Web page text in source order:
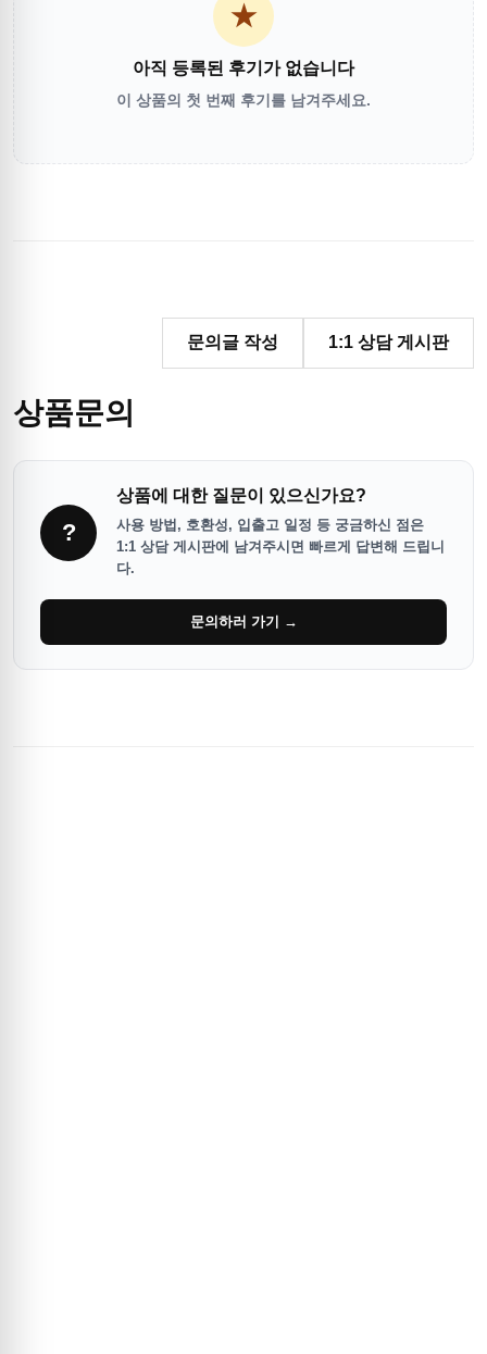
★
아직 등록된 후기가 없습니다
이 상품의 첫 번째 후기를 남겨주세요.
문의글 작성 1:1 상담 게시판
상품문의
?
상품에 대한 질문이 있으신가요?
사용 방법, 호환성, 입출고 일정 등 궁금하신 점은
1:1 상담 게시판에 남겨주시면 빠르게 답변해 드립니
다.
문의하러 가기 →